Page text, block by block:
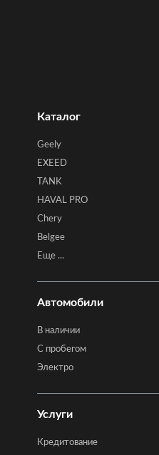
Каталог
Geely
EXEED
TANK
HAVAL PRO
Chery
Belgee
Еще ...
Автомобили
В наличии
C пробегом
Электро
Услуги
Кредитование